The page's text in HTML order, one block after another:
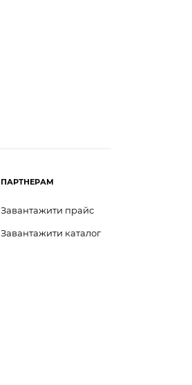
ПАРТНЕРАМ
Завантажити прайс
Завантажити каталог